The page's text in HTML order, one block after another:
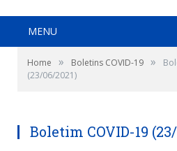
MENU
Home » Boletins COVID-19 »
(23/06/2021)
Boletim COVID-19